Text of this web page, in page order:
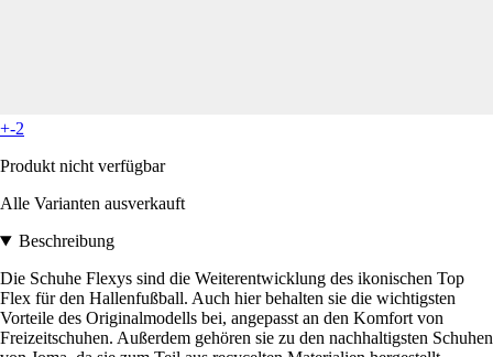
+-2
Produkt nicht verfügbar
Alle Varianten ausverkauft
Beschreibung
Die Schuhe Flexys sind die Weiterentwicklung des ikonischen Top
Flex für den Hallenfußball. Auch hier behalten sie die wichtigsten
Vorteile des Originalmodells bei, angepasst an den Komfort von
Freizeitschuhen. Außerdem gehören sie zu den nachhaltigsten Schuhen